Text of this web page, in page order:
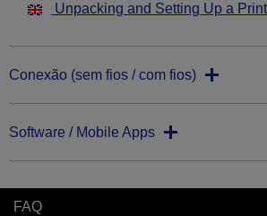
Unpacking and Setting Up a
Conexão (sem fios / com fios)
Software / Mobile Apps
FAQ